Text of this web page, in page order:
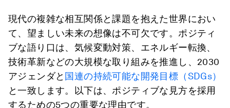
現代の複雑な相互関係と課題を抱えた世界におい
て、望ましい未来の想像は不可欠です。ポジティ
ブな語り口は、気候変動対策、エネルギー転換、
技術革新などの大規模な取り組みを推進し、2030
アジェンダと 国連の持続可能な開発目標（SDGs）
と一致します。以下は、ポジティブな見方を採用
するための5つの重要な理由です。